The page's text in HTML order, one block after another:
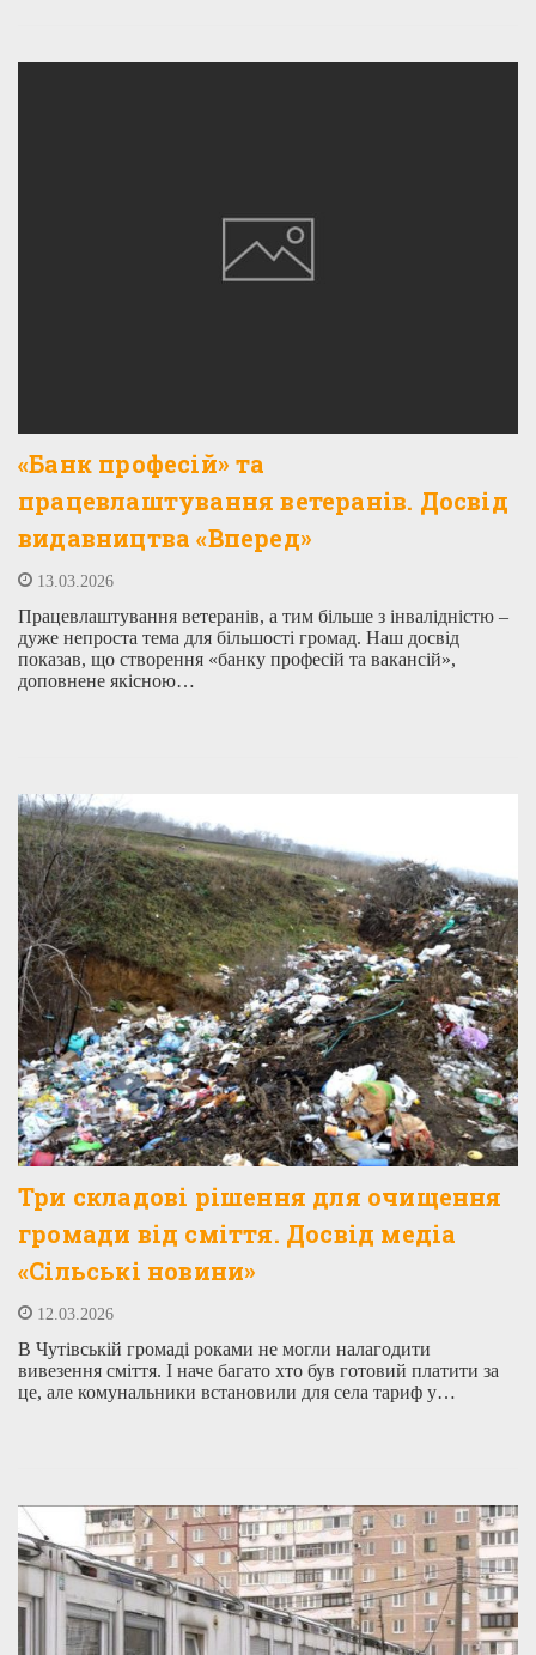
«Банк професій» та
працевлаштування ветеранів. Досвід
видавництва «Вперед»
13.03.2026
Працевлаштування ветеранів, а тим більше з інвалідністю –
дуже непроста тема для більшості громад. Наш досвід
показав, що створення «банку професій та вакансій»,
доповнене якісною…
Три складові рішення для очищення
громади від сміття. Досвід медіа
«Сільські новини»
12.03.2026
В Чутівській громаді роками не могли налагодити
вивезення сміття. І наче багато хто був готовий платити за
це, але комунальники встановили для села тариф у…